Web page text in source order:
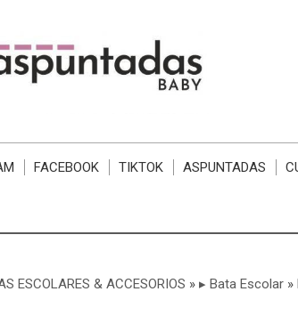
FACEBOOK TIKTOK ASPUNTADAS
ESCOLARES & ACCESORIOS » ▸ Bata Escolar »